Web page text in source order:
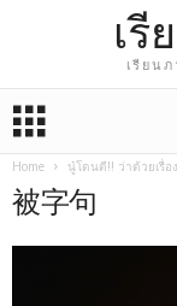
เรี
เรียน
Home นู๋โดนตี!! ว่าด้วยเรื่
被字句